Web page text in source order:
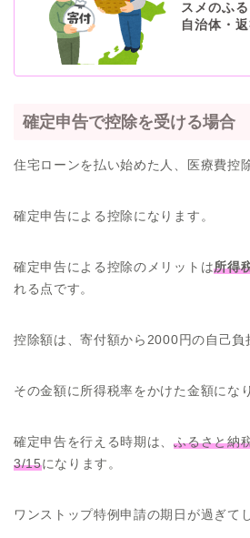
スメのふ
自治体・
確定申告で控除を受ける場合
住宅ローンを払い始めた人、医療費控
確定申告による控除になります。
確定申告による控除のメリットは所得
れる点です。
控除額は、寄付額から2000円の自己負
その金額に所得税率をかけた金額にな
確定申告を行える時期は、ふるさと納
3/15になります。
ワンストップ特例申請の期日が過ぎて